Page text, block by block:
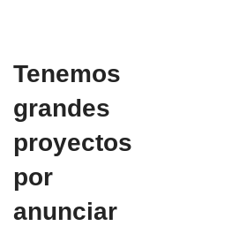
Tenemos
grandes
proyectos
por
anunciar